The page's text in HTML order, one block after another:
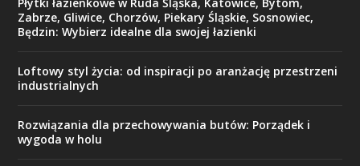
Zabrze, Gliwice, Chorzów, Piekary Śląskie, Sosnowiec,
Będzin: Wybierz idealne dla swojej łazienki
Loftowy styl życia: od inspiracji po aranżację przestrzeni
industrialnych
Rozwiązania dla przechowywania butów: Porządek i
wygoda w holu